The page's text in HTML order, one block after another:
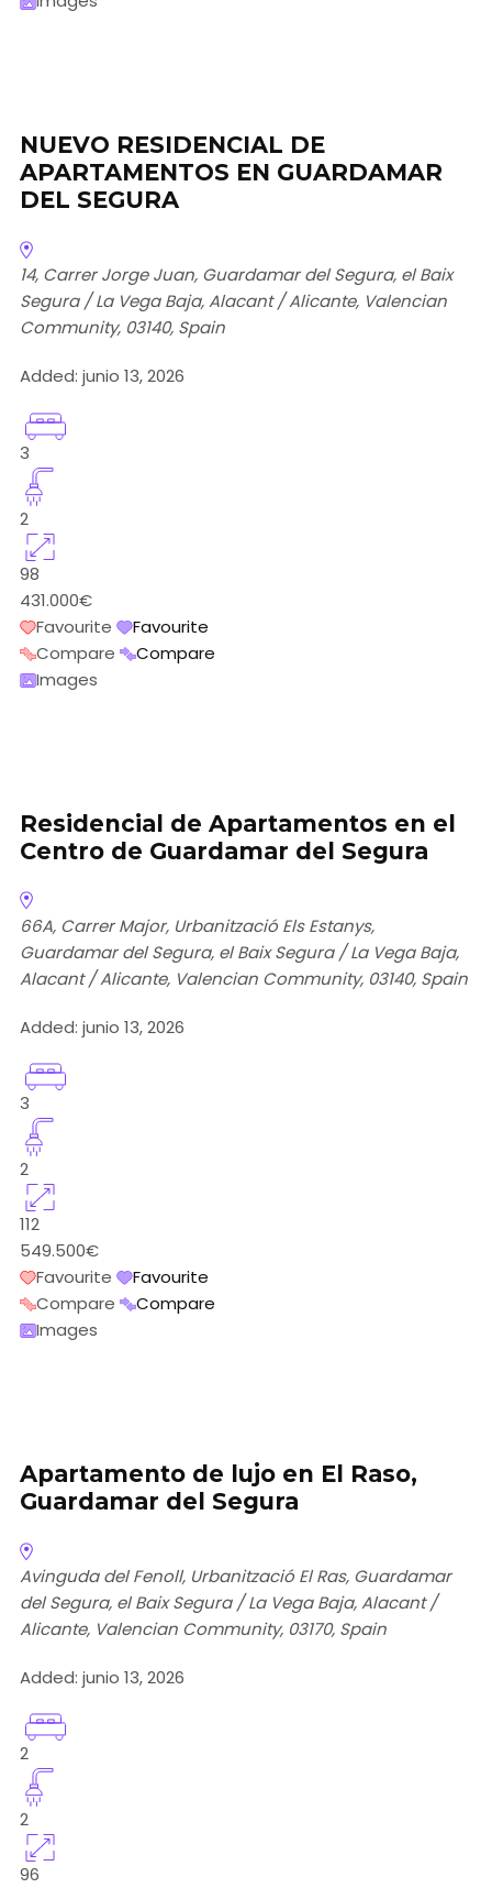
NUEVO RESIDENCIAL DE
APARTAMENTOS EN GUARDAMAR
DEL SEGURA
14, Carrer Jorge Juan, Guardamar del Segura, el Baix
Segura / La Vega Baja, Alacant / Alicante, Valencian
Community, 03140, Spain
Added: junio 13, 2026
3
2
98
431.000€
Favourite
Favourite
Compare
Compare
Images
Residencial de Apartamentos en el
Centro de Guardamar del Segura
66A, Carrer Major, Urbanització Els Estanys,
Guardamar del Segura, el Baix Segura / La Vega Baja,
Alacant / Alicante, Valencian Community, 03140, Spain
Added: junio 13, 2026
3
2
112
549.500€
Favourite
Favourite
Compare
Compare
Images
Apartamento de lujo en El Raso,
Guardamar del Segura
Avinguda del Fenoll, Urbanització El Ras, Guardamar
del Segura, el Baix Segura / La Vega Baja, Alacant /
Alicante, Valencian Community, 03170, Spain
Added: junio 13, 2026
2
2
96